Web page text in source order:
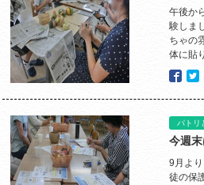
午後か
験しま
ちゃの
体に貼
パトリ
今週
9月よ
徒の保